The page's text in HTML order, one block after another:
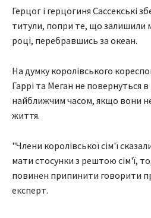
Герцог і герцогиня Сассекські
титули, попри те, що залишили
році, перебравшись за океан.
На думку королівського
Гаррі та Меган не повернуться
найближчим часом, якщо вони не
життя.
"Члени королівської сім'ї
мати стосунки з рештою сім'ї,
повинен припинити говорити
експерт.